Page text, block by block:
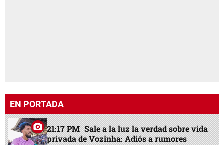
EN PORTADA
21:17 PM Sale a la luz la verdad sobre vida
privada de Vozinha: Adiós a rumores